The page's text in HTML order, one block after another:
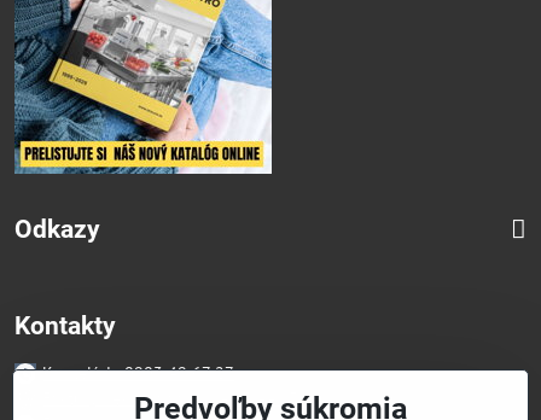
Odkazy
Kontakty
Kancelária 0903 49 67 27
Faktúry/Reklamácia 0914 27 44 27
Predvoľby súkromia